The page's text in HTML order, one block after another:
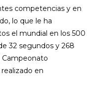
competencias y en
lo que le ha
el mundial en los 500
32 segundos y 268
Campeonato
en